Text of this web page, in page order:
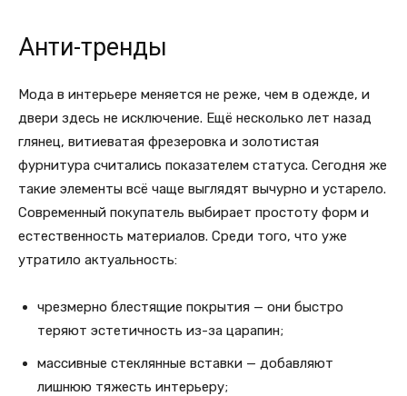
Анти-тренды
Мода в интерьере меняется не реже, чем в одежде, и
двери здесь не исключение. Ещё несколько лет назад
глянец, витиеватая фрезеровка и золотистая
фурнитура считались показателем статуса. Сегодня же
такие элементы всё чаще выглядят вычурно и устарело.
Современный покупатель выбирает простоту форм и
естественность материалов. Среди того, что уже
утратило актуальность:
чрезмерно блестящие покрытия — они быстро
теряют эстетичность из-за царапин;
массивные стеклянные вставки — добавляют
лишнюю тяжесть интерьеру;